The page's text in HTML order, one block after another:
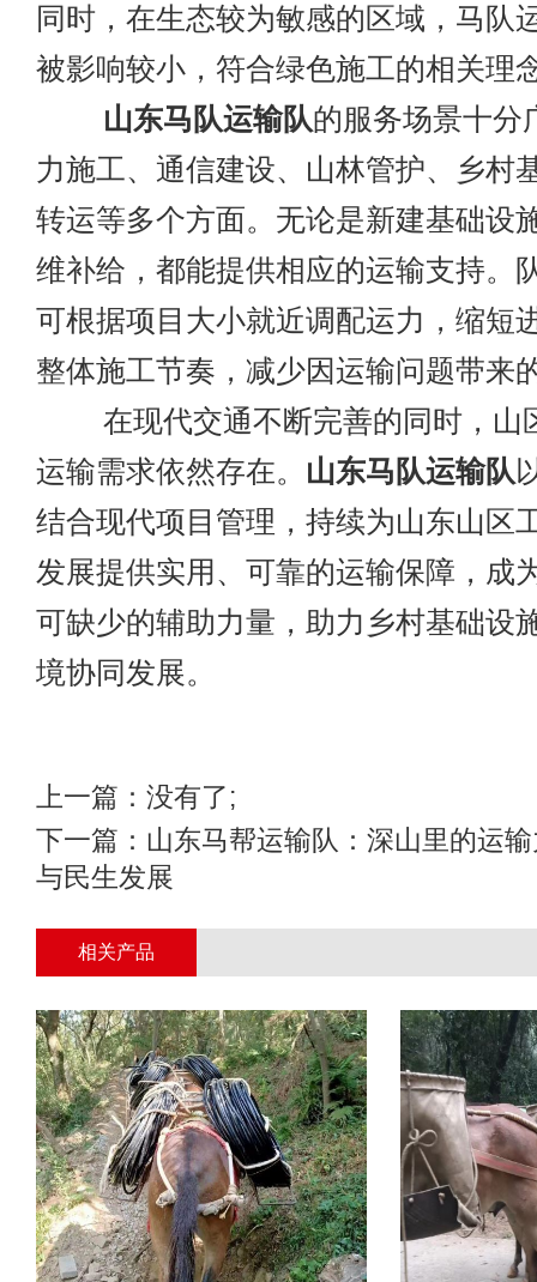
同时，在生态较为敏感的区域，马队
被影响较小，符合绿色施工的相关理
山东马队运输队的服务场景十分
力施工、通信建设、山林管护、乡村
转运等多个方面。无论是新建基础设
维补给，都能提供相应的运输支持。
可根据项目大小就近调配运力，缩短
整体施工节奏，减少因运输问题带来
在现代交通不断完善的同时，山
运输需求依然存在。 山东马队运输队
结合现代项目管理，持续为山东山区
发展提供实用、可靠的运输保障，成
可缺少的辅助力量，助力乡村基础设
境协同发展。
上一篇：没有了;
下一篇： 山东马帮运输队：深山里的运
与民生发展
相关产品